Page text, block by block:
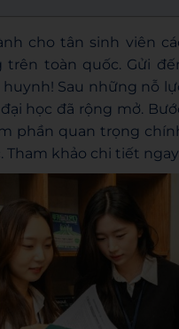
cho tân sinh viên
trên toàn quốc. Gửi
Sau những nỗ
học đã rộng mở.
phần quan trọng
Tham khảo chi tiết